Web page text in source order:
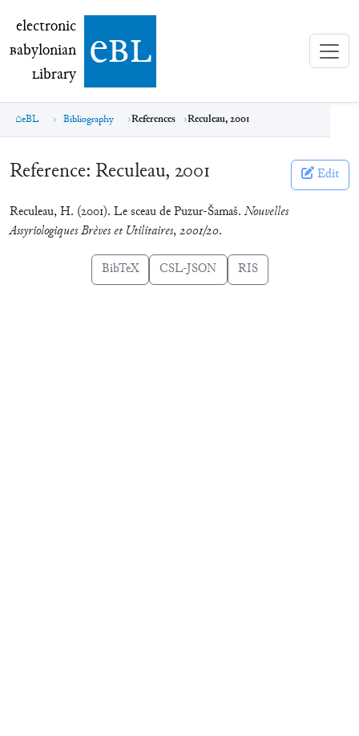
electronic Babylonian Library (eBL)
electronic
Babylonian
Library ebl
eBL Bibliography References Reculeau, 2001
Reference: Reculeau, 2001 Edit
Reculeau, H. (2001). Le sceau de Puzur-Šamaš. Nouvelles
Assyriologiques Brèves et Utilitaires,2001/20.
BibTeX CSL-JSON RIS